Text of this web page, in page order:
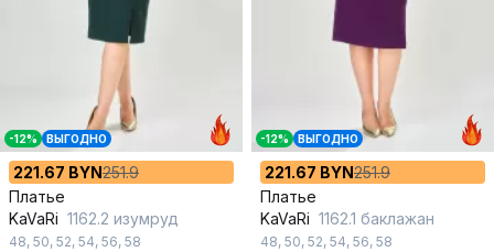
-12% ВЫГОДНО
221.67 BYN251.9
Платье
KaVaRi 1162.2 изумруд
48, 50, 52, 54, 56, 58
-12% ВЫГОДНО
221.67 BYN251.9
Платье
KaVaRi 1162.1 баклажан
48, 50, 52, 54, 56, 58